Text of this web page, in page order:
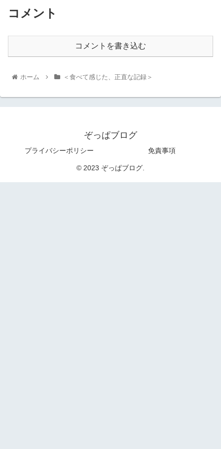
コメント
コメントを書き込む
ホーム ＜食べて感じた、正直な記録＞
ぞっぱブログ
プライバシーポリシー 免責事項
© 2023 ぞっぱブログ.